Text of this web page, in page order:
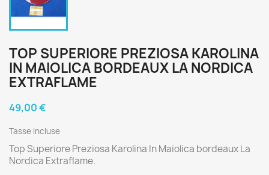
TOP SUPERIORE PREZIOSA KAROLINA
IN MAIOLICA BORDEAUX LA NORDICA
EXTRAFLAME
49,00 €
Tasse incluse
Top Superiore Preziosa Karolina In Maiolica bordeaux La
Nordica Extraflame.